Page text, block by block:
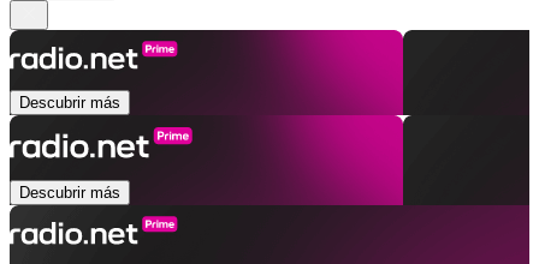
Descubrir más
Descubrir más